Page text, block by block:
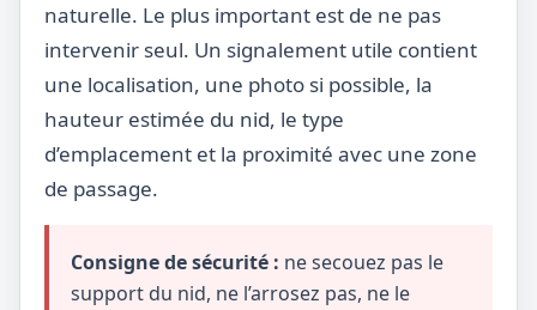
naturelle. Le plus important est de ne pas
intervenir seul. Un signalement utile contient
une localisation, une photo si possible, la
hauteur estimée du nid, le type
d’emplacement et la proximité avec une zone
de passage.
Consigne de sécurité : ne secouez pas le
support du nid, ne l’arrosez pas, ne le